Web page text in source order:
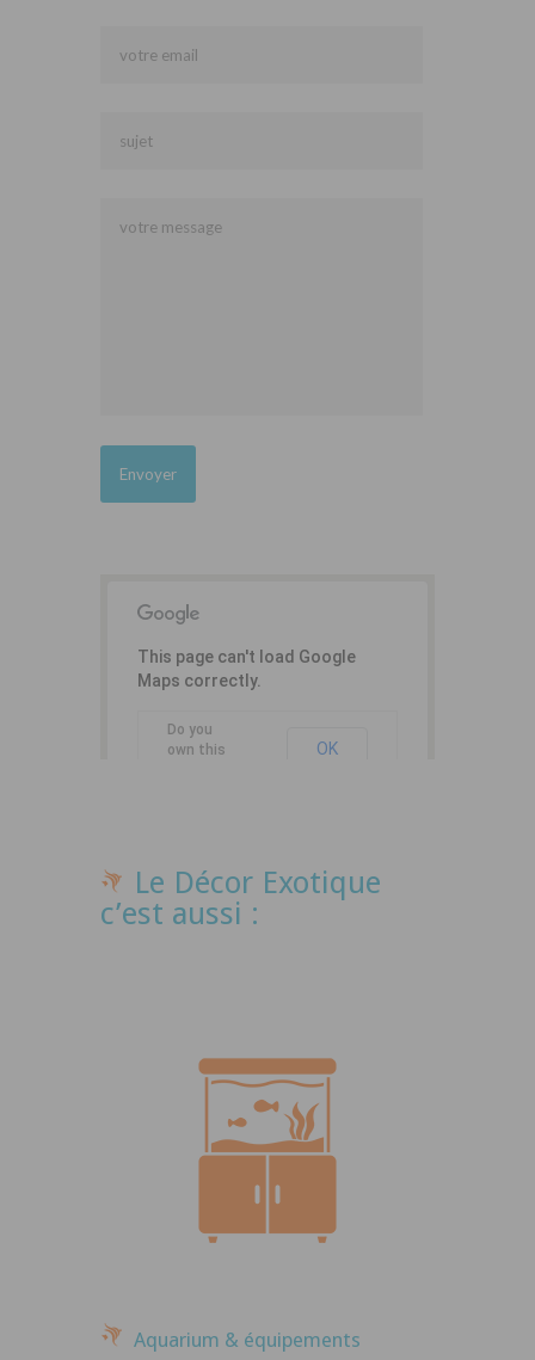
This page can't load Google
Maps correctly.
Do you
own this
OK
Le Décor Exotique
c’est aussi :
Aquarium & équipements